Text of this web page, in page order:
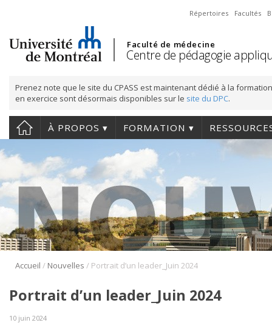
Répertoires Facultés
Faculté de médecine
Centre de pédagogie
Prenez note que le site du CPASS est maintenant dédié à la
en exercice sont désormais disponibles sur le site du DPC.
À PROPOS FORMATION
Accueil / Nouvelles / Portrait d’un leader_Juin 2024
Portrait d’un leader_Juin 2024
10 juin 2024